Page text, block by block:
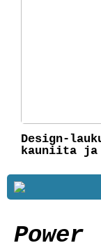
Design-
kauniita ja
Power